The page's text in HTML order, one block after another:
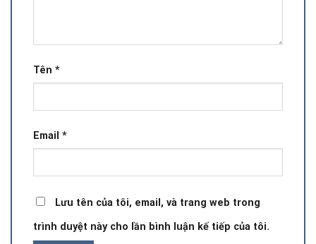
Tên *
Email *
Lưu tên của tôi, email, và trang web trong
trình duyệt này cho lần bình luận kế tiếp của tôi.